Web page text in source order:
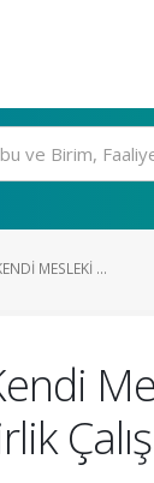
MESLEKI ...